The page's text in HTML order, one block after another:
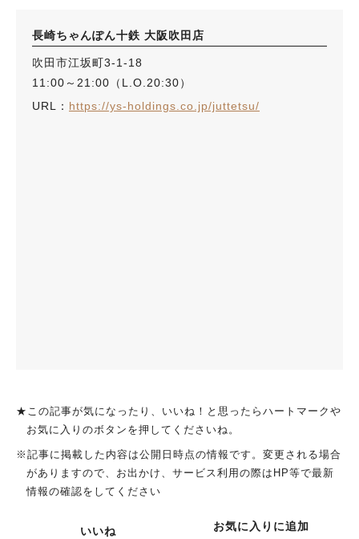
長崎ちゃんぽん十鉄 大阪吹田店
吹田市江坂町3-1-18
11:00～21:00（L.O.20:30）
URL： https://ys-holdings.co.jp/juttetsu/
★この記事が気になったり、いいね！と思ったらハートマークや
お気に入りのボタンを押してくださいね。
※記事に掲載した内容は公開日時点の情報です。変更される場合
がありますので、お出かけ、サービス利用の際はHP等で最新
情報の確認をしてください
いいね お気に入りに追加